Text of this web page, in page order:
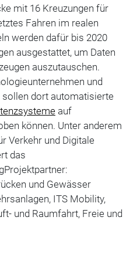
mit 16 Kreuzungen für
Fahren im realen
werden dafür bis 2020
ausgestattet, um Daten
auszutauschen.
und
dort automatisierte
auf
können. Unter anderem
Verkehr und Digitale
das
und Gewässer
ITS Mobility,
und Raumfahrt, Freie und